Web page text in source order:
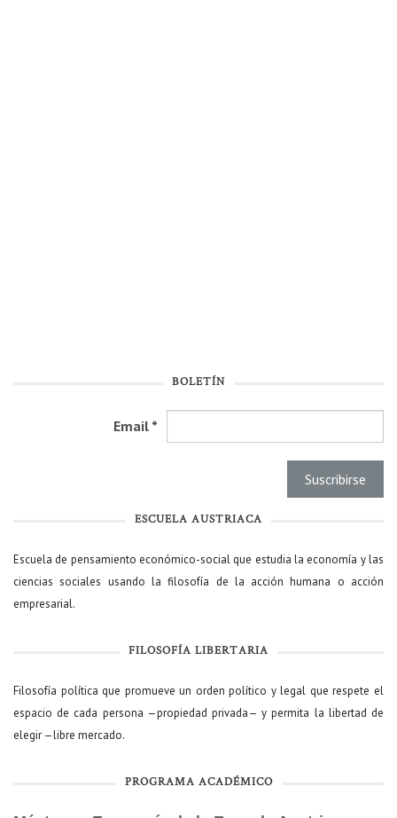
BOLETÍN
Email *
ESCUELA AUSTRIACA
Escuela de pensamiento económico-social que estudia la economía y las
ciencias sociales usando la filosofía de la acción humana o acción
empresarial.
FILOSOFÍA LIBERTARIA
Filosofía política que promueve un orden político y legal que respete el
espacio de cada persona —propiedad privada— y permita la libertad de
elegir —libre mercado.
PROGRAMA ACADÉMICO